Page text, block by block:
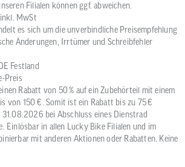
Filialen können ggf. abweichen.
MwSt
es sich um die unverbindliche Preisempfehlung
Änderungen, Irrtümer und Schreibfehler
Festland
Preis
Rabatt von 50 % auf ein Zubehörteil mit einem
von 150 €. Somit ist ein Rabatt bis zu 75 €
bei Abschluss eines Dienstrad
Einlösbar in allen Lucky Bike Filialen und im
mit anderen Aktionen oder Rabatten. Keine